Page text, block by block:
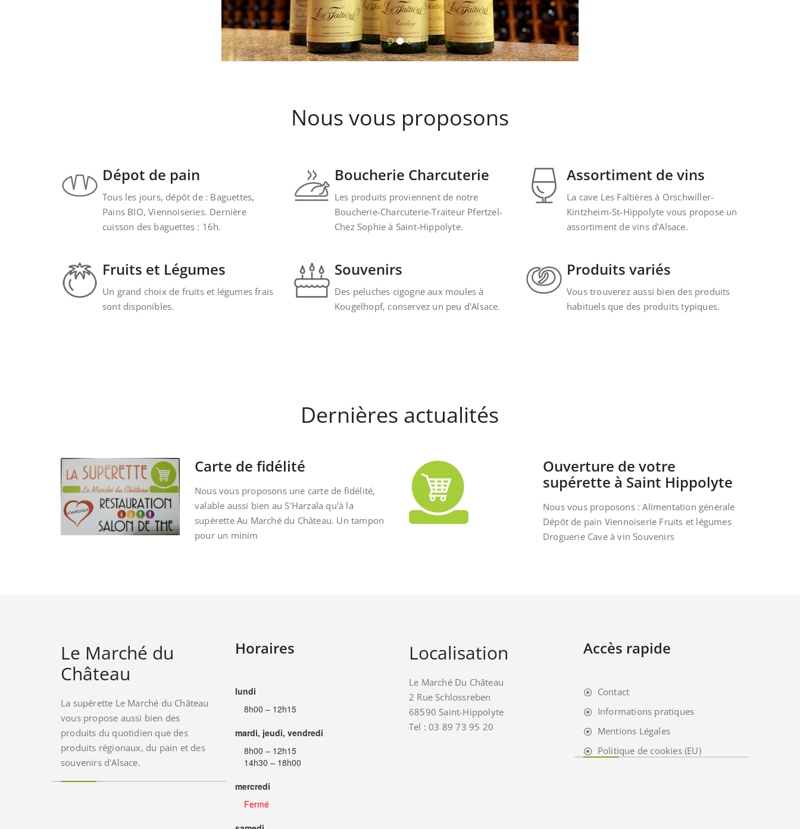
Nous vous proposons
Dépot de pain
Tous les jours, dépôt de : Baguettes,
Pains BIO, Viennoiseries. Dernière
cuisson des baguettes : 16h.
Boucherie Charcuterie
Les produits proviennent de notre
Boucherie-Charcuterie-Traiteur Pfertzel-
Chez Sophie à Saint-Hippolyte.
Assortiment de vins
La cave Les Faîtières à Orschwiller-
Kintzheim-St-Hippolyte vous propose un
assortiment de vins d'Alsace.
Fruits et Légumes
Un grand choix de fruits et légumes frais
sont disponibles.
Souvenirs
Des peluches cigogne aux moules à
Kougelhopf, conservez un peu d'Alsace.
Produits variés
Vous trouverez aussi bien des produits
habituels que des produits typiques.
Dernières actualités
Carte de fidélité
Nous vous proposons une carte de fidélité,
valable aussi bien au S'Harzala qu'à la
supérette Au Marché du Château. Un tampon
pour un minim
Ouverture de votre
supérette à Saint Hippolyte
Nous vous proposons : Alimentation générale
Dépôt de pain Viennoiserie Fruits et légumes
Droguerie Cave à vin Souvenirs
Le Marché du
Château
La supérette Le Marché du Château
vous propose aussi bien des
produits du quotidien que des
produits régionaux, du pain et des
souvenirs d'Alsace.
Horaires
lundi
8h00 – 12h15
mardi, jeudi, vendredi
8h00 – 12h15
14h30 – 18h00
mercredi
Fermé
Localisation
Le Marché Du Château
2 Rue Schlossreben
68590 Saint-Hippolyte
Tel : 03 89 73 95 20
Accès rapide
Contact
Informations pratiques
Mentions Légales
Politique de cookies (EU)